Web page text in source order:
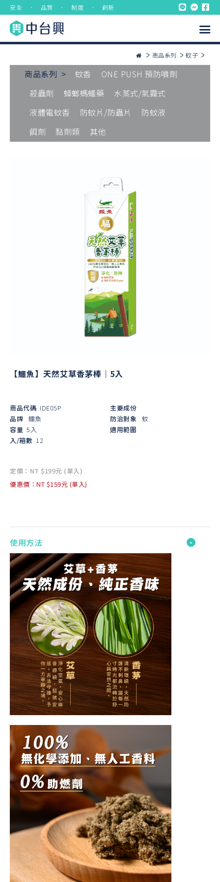
安全 ． 品質 ． 制度 ． 創新
商品系列 蚊子
商品系列 > 蚊香
ONE PUSH 預防噴劑
殺蟲劑
蟑螂螞蟻藥
水蒸式/氣霧式
液體電蚊香
防蚊片/防蟲片
防蚊液
餌劑
黏劑類 其他
【鱷魚】天然艾草香茅棒｜5入
商品代碼 IDE05P
品牌 鱷魚
容量 5入
入/箱數 12
主要成份
防治對象 蚊
適用範圍
定價：NT $199元 (單入)
優惠價：NT $159元 (單入)
使用方法